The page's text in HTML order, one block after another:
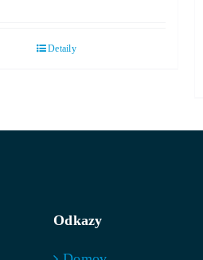
Detaily
Odkazy